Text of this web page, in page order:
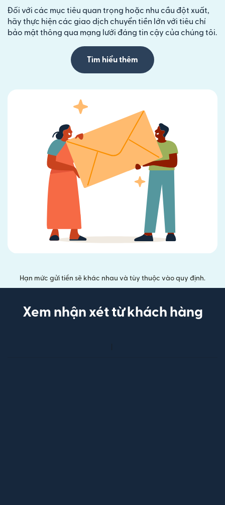
Đối với các mục tiêu quan trọng hoặc nhu cầu đột xuất,
hãy thực hiện các giao dịch chuyển tiền lớn với tiêu chí
bảo mật thông qua mạng lưới đáng tin cậy của chúng tôi.
Tìm hiểu thêm
Hạn mức gửi tiền sẽ khác nhau và tùy thuộc vào quy định.
Xem nhận xét từ khách hàng